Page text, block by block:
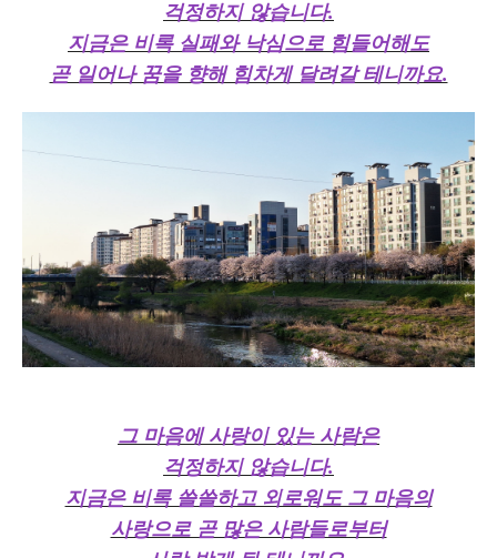
걱정하지 않습니다.
지금은 비록 실패와 낙심으로 힘들어해도
곧 일어나 꿈을 향해 힘차게 달려갈 테니까요.
그 마음에 사랑이 있는 사람은
걱정하지 않습니다.
지금은 비록 쓸쓸하고 외로워도 그 마음의
사랑으로 곧 많은 사람들로부터